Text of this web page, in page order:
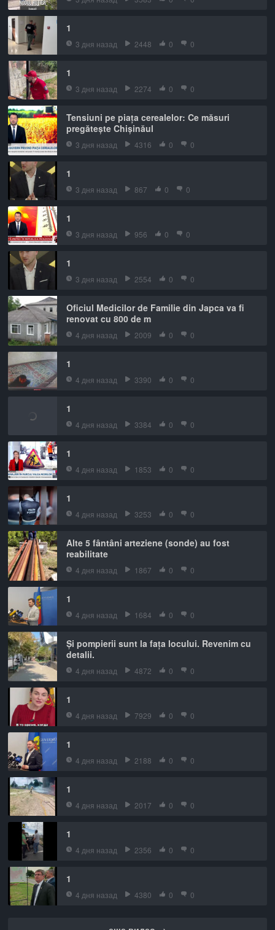
1
3 дня назад 2448 0 0
1
3 дня назад 2274 0 0
Tensiuni pe piața cerealelor: Ce măsuri
pregătește Chișinăul
3 дня назад 4316 0 0
1
3 дня назад 867 0 0
1
3 дня назад 956 0 0
1
3 дня назад 2554 0 0
Oficiul Medicilor de Familie din Japca va fi
renovat cu 800 de m
4 дня назад 2009 0 0
1
4 дня назад 3390 0 0
1
4 дня назад 3384 0 0
1
4 дня назад 1853 0 0
1
4 дня назад 3253 0 0
Alte 5 fântâni arteziene (sonde) au fost
reabilitate
4 дня назад 1867 0 0
1
4 дня назад 1684 0 0
Și pompierii sunt la fața locului. Revenim cu
detalii.
4 дня назад 4872 0 0
1
4 дня назад 7929 0 0
1
4 дня назад 2188 0 0
1
4 дня назад 2017 0 0
1
4 дня назад 2356 0 0
1
4 дня назад 4380 0 0